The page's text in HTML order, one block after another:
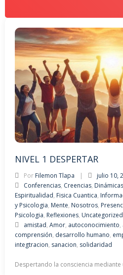
NIVEL 1 DESPERTAR
Por Filemon Tlapa
julio 10,
Conferencias, Creencias, Dinámicas
Espiritualidad, Fisica Cuantica,
y Psicologia, Mente, Nosotros,
Psicologia, Reflexiones, Uncategorized
amistad, Amor, autoconocimiento,
comprensión, desarrollo humano,
integtracion, sanacion, solidaridad
Despertando la consciencia